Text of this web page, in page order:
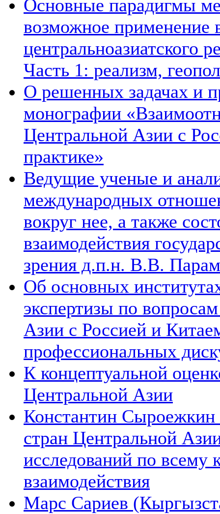
Основные парадигмы
возможное применение
центральноазиатского
Часть 1: реализм,
О решенных задачах и
монографии
Центральной Азии с
практике»
Ведущие ученые и
международных
вокруг нее, а также
взаимодействия
зрения д.п.н. В.В.
Об основных
экспертизы по
Азии с Россией и
профессиональных
К концептуальной
Центральной Азии
Константин Сыроежкин
стран Центральной
исследований по всему
взаимодействия
Марс Сариев